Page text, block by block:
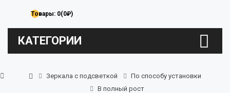
Товары: 0(0₽)
КАТЕГОРИИ
Зеркала с подсветкой
По способу установки
В полный рост